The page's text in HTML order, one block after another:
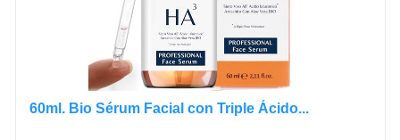
60ml. Bio Sérum Facial con Triple Ácido...